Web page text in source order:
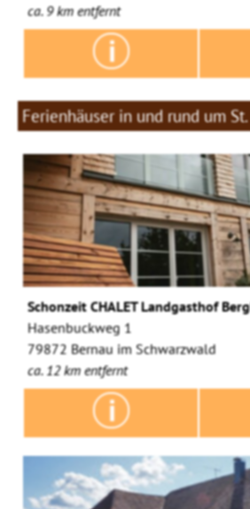
ca. 9 km entfernt
Ferienhäuser in und rund um
Schonzeit CHALET Landgasthof
Hasenbuckweg 1
79872 Bernau im Schwarzwald
ca. 12 km entfernt